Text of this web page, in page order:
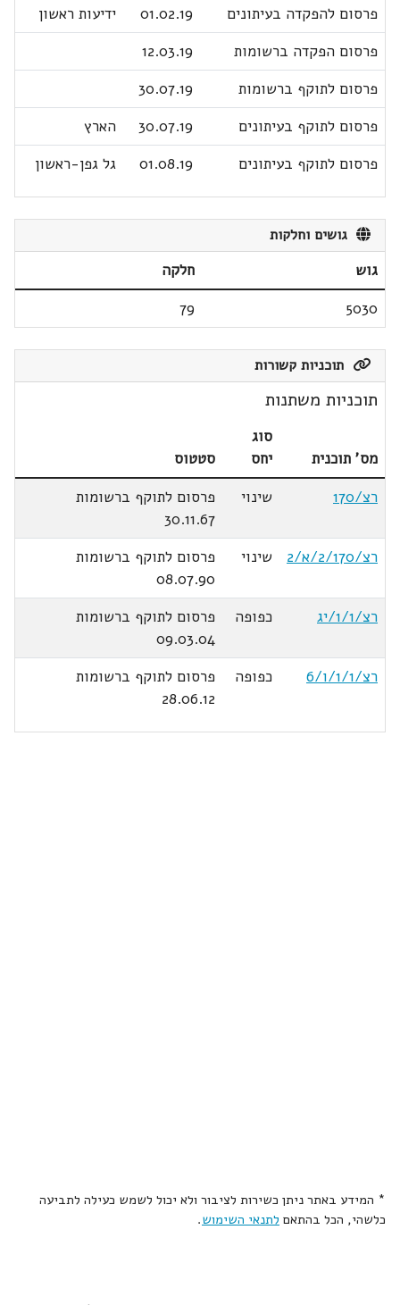
פרסום להפקדה בעיתונים
01.02.19
ידיעות ראשון
פרסום הפקדה ברשומות
12.03.19
פרסום לתוקף ברשומות
30.07.19
פרסום לתוקף בעיתונים
30.07.19
הארץ
פרסום לתוקף בעיתונים
01.08.19 גל גפן-ראשון
גושים וחלקות
גוש
חלקה
5030
79
תוכניות קשורות
תוכניות משתנות
מס' תוכנית
סוג
יחס
סטטוס
רצ/170
שינוי
פרסום לתוקף ברשומות
30.11.67
רצ/2/170/א/2
שינוי
פרסום לתוקף ברשומות
08.07.90
רצ/1/1/יג
כפופה
פרסום לתוקף ברשומות
09.03.04
רצ/1/1/ו/6
כפופה
פרסום לתוקף ברשומות
28.06.12
* המידע באתר ניתן כשירות לציבור ולא יכול לשמש כעילה לתביעה
כלשהי, הכל בהתאם לתנאי השימוש.